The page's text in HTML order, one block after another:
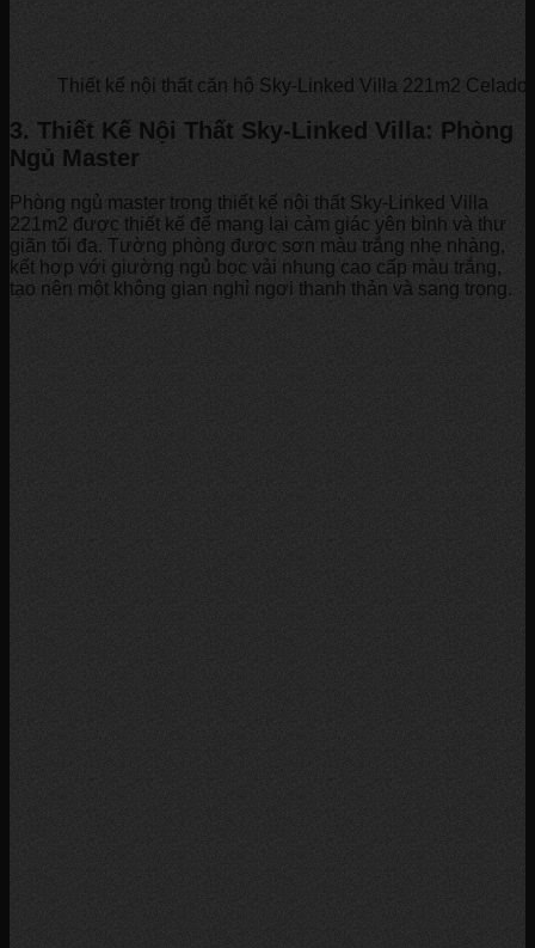
Thiết kế nội thất căn hộ Sky-Linked Villa 221m2
3. Thiết Kế Nội Thất Sky-Linked Villa: Phòng
Ngủ Master
Phòng ngủ master trong thiết kế nội thất Sky-Linked Villa
221m2 được thiết kế để mang lại cảm giác yên bình và thư
giãn tối đa. Tường phòng được sơn màu trắng nhẹ nhàng,
kết hợp với giường ngủ bọc vải nhung cao cấp màu trắng,
tạo nên một không gian nghỉ ngơi thanh thản và sang trọng.